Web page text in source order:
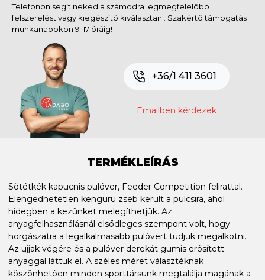
Telefonon segít neked a számodra legmegfelelőbb
felszerelést vagy kiegészítő kiválasztani. Szakértő támogatás
munkanapokon 9-17 óráig!
+36/1 411 3601
Emailben kérdezek
TERMÉKLEÍRÁS
Sötétkék kapucnis pulóver, Feeder Competition felirattal.
Elengedhetetlen kenguru zseb került a pulcsira, ahol
hidegben a kezünket melegíthetjük. Az
anyagfelhasználásnál elsődleges szempont volt, hogy
horgászatra a legalkalmasabb pulóvert tudjuk megalkotni.
Az ujjak végére és a pulóver derekát gumis erősített
anyaggal láttuk el. A széles méret választéknak
köszönhetően minden sporttársunk megtalálja magának a